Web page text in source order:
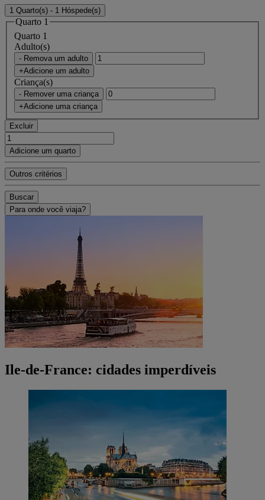
1 Quarto(s) - 1 Hóspede(s)
Quarto 1
Quarto 1
Adulto(s)
- Remova um adulto
+Adicione um adulto
Criança(s)
- Remover uma criança
+Adicione uma criança
Excluir
Adicione um quarto
Outros critérios
Buscar
Para onde você viaja?
Ile-de-France: cidades imperdíveis